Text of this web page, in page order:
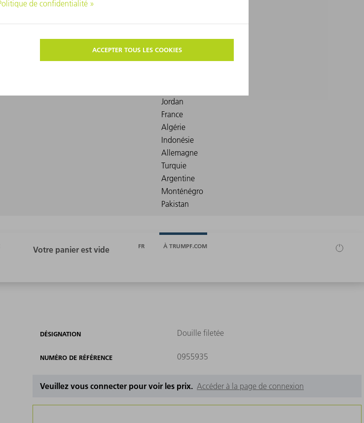
FR À TRUMPF.COM
DÉSIGNATION Douille filetée
NUMÉRO DE RÉFÉRENCE 0955935
Veuillez vous connecter pour voir les prix. Accéder à la page de connexion